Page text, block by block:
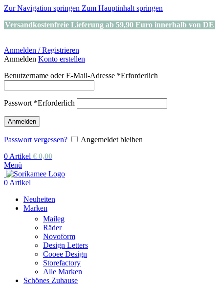
Zur Navigation springen Zum Hauptinhalt springen
Versandkostenfreie Lieferung ab 59,90 Euro innerhalb von DE
Anmelden / Registrieren
Anmelden Konto erstellen
Benutzername oder E-Mail-Adresse *Erforderlich
Passwort *Erforderlich
Anmelden
Passwort vergessen?
Angemeldet bleiben
0 Artikel € 0,00
Menü
0 Artikel
Neuheiten
Marken
Maileg
Räder
Novoform
Design Letters
Cooee Design
Storefactory
Alle Marken
Schönes Zuhause